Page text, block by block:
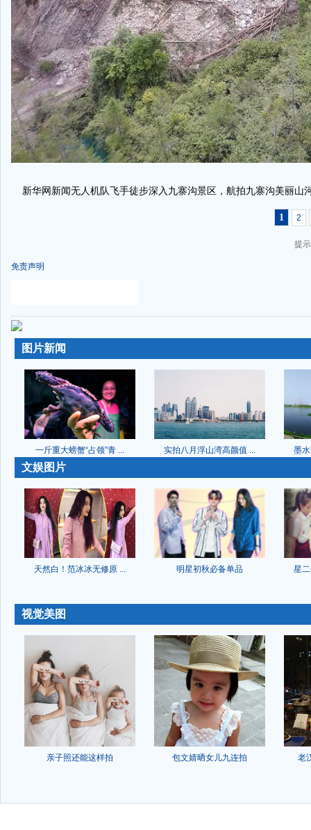
新华网新闻无人机队飞手徒步深入九寨沟景区，航拍九寨沟美丽山
1 2
提
免责声明
-
-
图片新闻
一斤重大螃蟹“占领”青 ... 实拍八月浮山湾高颜值 ...
墨
文娱图片
天然白！范冰冰无修原 ... 明星初秋必备单品 星
视觉美图
亲子照还能这样拍 包文婧晒女儿九连拍
老